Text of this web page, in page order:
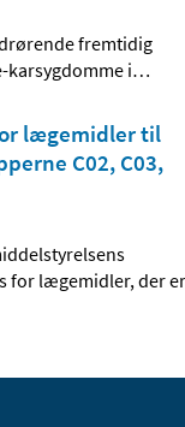
fremtidig
i…
lægemidler til
C02, C03,
for lægemidler, der er